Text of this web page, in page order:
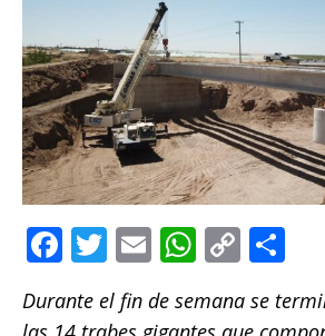
F
c
T
w
it
E
m
ai
W
at
C
p m
Durante el fin de semana se